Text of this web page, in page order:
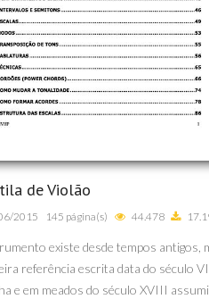
de Violão
2015 145 página(s) 44.478
existe desde tempos antigos,
referência escrita data do século
e em meados do século XVIII